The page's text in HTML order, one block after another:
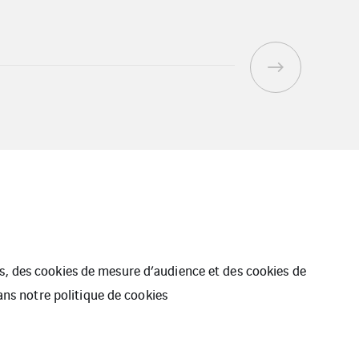
cookies de mesure d’audience et des cookies de
notre politique de cookies